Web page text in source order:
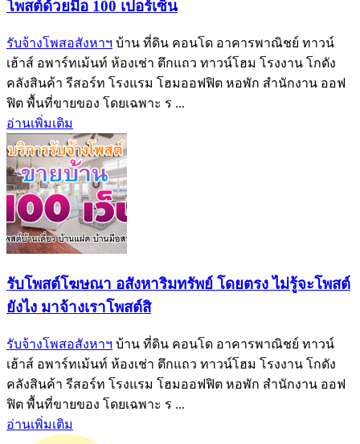
โพสต์ด้วยมือ 100 เปอร์เซ็น
รับจ้างโพสอสังหาฯ บ้าน ที่ดิน คอนโด อาคารพาณิชย์ ทาวน์
เฮ้าส์ อพาร์ทเม้นท์ ห้องเช่า ตึกแถว ทาวน์โฮม โรงงาน โกดัง
คลังสินค้า รีสอร์ท โรงแรม โฮมออฟฟิต หอพัก สำนักงาน ออฟ
ฟิต พื้นที่ขายของ โดยเฉพาะ ร ...
อ่านเพิ่มเติม
รับโพสต์โฆษณา อสังหาริมทรัพย์ โดยตรง ไม่รู้จะโพสต์
ยังไง มาจ้างเราโพสต์สิ
รับจ้างโพสอสังหาฯ บ้าน ที่ดิน คอนโด อาคารพาณิชย์ ทาวน์
เฮ้าส์ อพาร์ทเม้นท์ ห้องเช่า ตึกแถว ทาวน์โฮม โรงงาน โกดัง
คลังสินค้า รีสอร์ท โรงแรม โฮมออฟฟิต หอพัก สำนักงาน ออฟ
ฟิต พื้นที่ขายของ โดยเฉพาะ ร ...
อ่านเพิ่มเติม